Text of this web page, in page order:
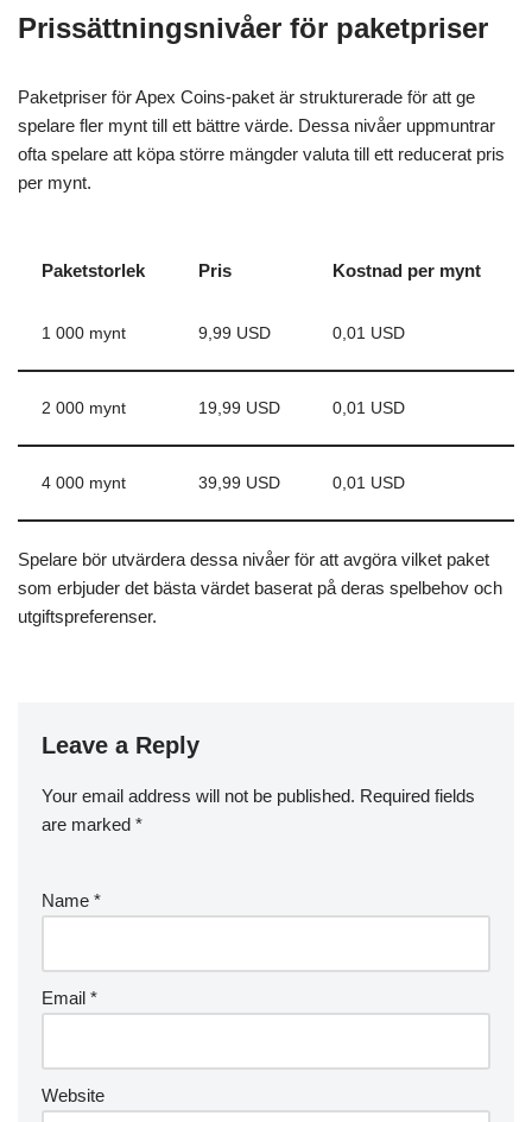
Prissättningsnivåer för paketpriser
Paketpriser för Apex Coins-paket är strukturerade för att ge
spelare fler mynt till ett bättre värde. Dessa nivåer uppmuntrar
ofta spelare att köpa större mängder valuta till ett reducerat pris
per mynt.
Paketstorlek Pris Kostnad per mynt
1 000 mynt 9,99 USD 0,01 USD
2 000 mynt 19,99 USD 0,01 USD
4 000 mynt 39,99 USD 0,01 USD
Spelare bör utvärdera dessa nivåer för att avgöra vilket paket
som erbjuder det bästa värdet baserat på deras spelbehov och
utgiftspreferenser.
Leave a Reply
Your email address will not be published. Required fields
are marked *
Name *
Email *
Website